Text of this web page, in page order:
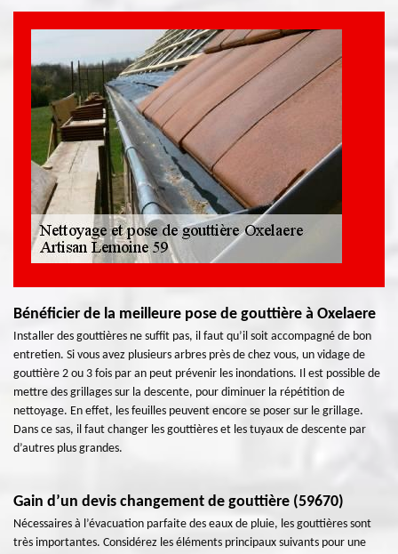
Bénéficier de la meilleure pose de gouttière à Oxelaere
Installer des gouttières ne suffit pas, il faut qu’il soit accompagné de bon
entretien. Si vous avez plusieurs arbres près de chez vous, un vidage de
gouttière 2 ou 3 fois par an peut prévenir les inondations. Il est possible de
mettre des grillages sur la descente, pour diminuer la répétition de
nettoyage. En effet, les feuilles peuvent encore se poser sur le grillage.
Dans ce sas, il faut changer les gouttières et les tuyaux de descente par
d’autres plus grandes.
Gain d’un devis changement de gouttière (59670)
Nécessaires à l’évacuation parfaite des eaux de pluie, les gouttières sont
très importantes. Considérez les éléments principaux suivants pour une